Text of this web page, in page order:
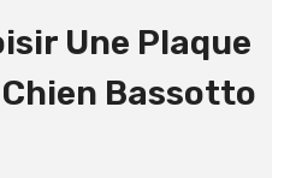
Une Plaque
Bassotto